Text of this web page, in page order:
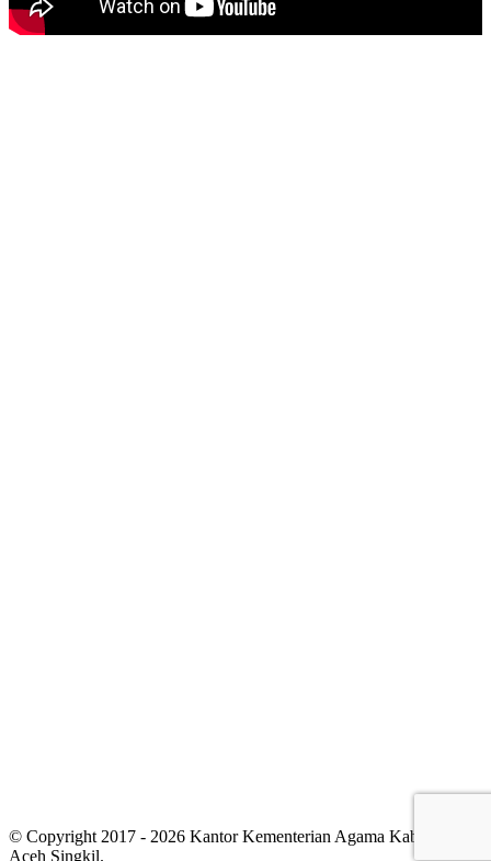
© Copyright 2017 - 2026 Kantor Kementerian Agama Kabupaten
Aceh Singkil.